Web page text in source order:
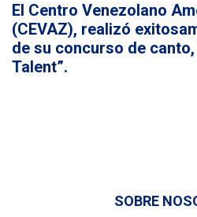
El Centro Venezolano
(CEVAZ), realizó
de su concurso de canto,
Talent”.
SOBRE